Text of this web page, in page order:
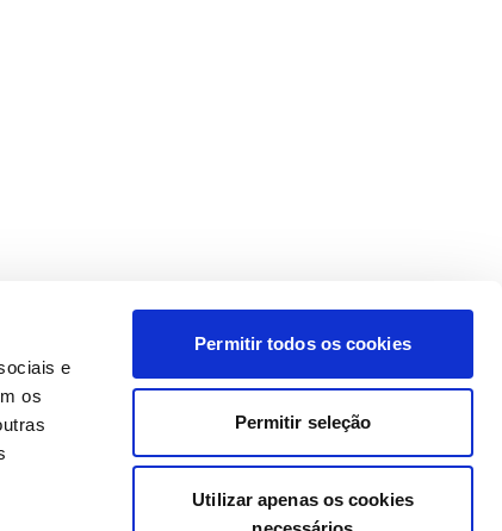
e
os
Permitir todos os cookies
Permitir seleção
Utilizar apenas os cookies